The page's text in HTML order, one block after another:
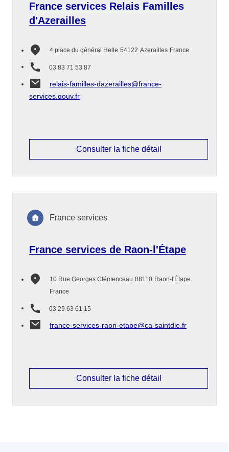
France services Relais Familles
d'Azerailles
4 place du général Helle 54122 Azerailles France
03 83 71 53 87
relais-familles-dazerailles@france-
services.gouv.fr
Consulter la fiche détail
France services de Raon-l'Étape
10 Rue Georges Clémenceau 88110 Raon-l'Étape
France
03 29 63 61 15
france-services-raon-etape@ca-saintdie.fr
France services
Consulter la fiche détail